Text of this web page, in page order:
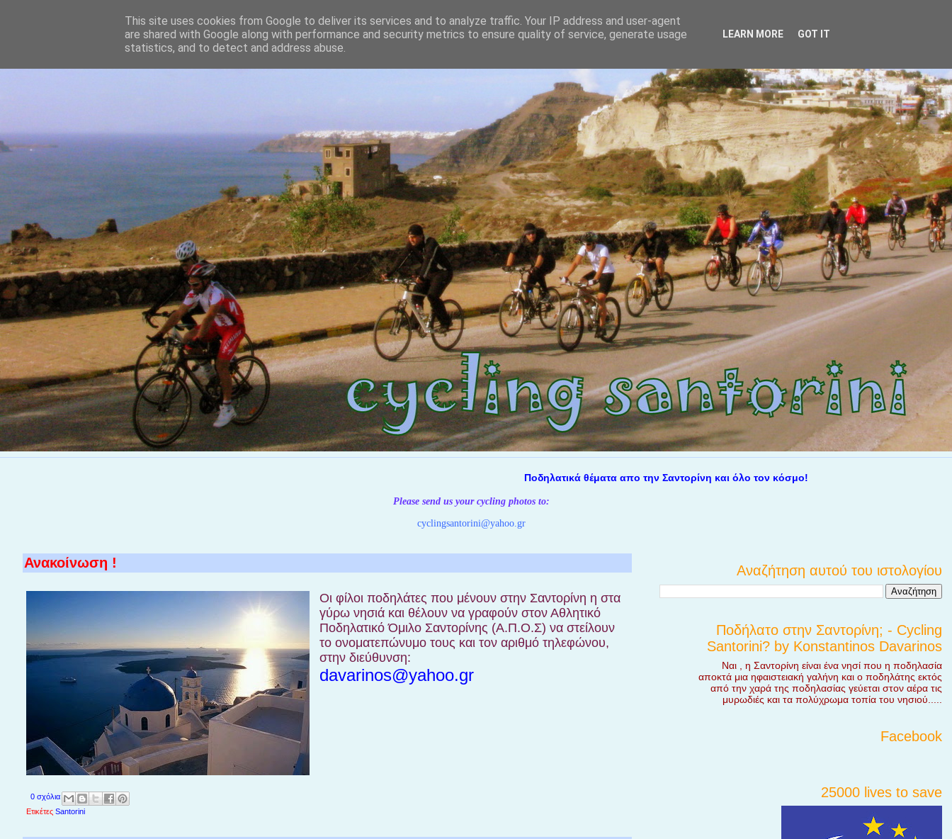
Ποδηλατικά θέματα απο την Σαντορίνη και όλο τον κόσμο!
Please send us your cycling photos to:
cyclingsantorini@yahoo.gr
Ανακοίνωση !
Οι φίλοι ποδηλάτες που μένουν στην Σαντορίνη η στα
γύρω νησιά και θέλουν να γραφούν στον Αθλητικό
Ποδηλατικό Όμιλο Σαντορίνης (Α.Π.Ο.Σ) να στείλουν
το ονοματεπώνυμο τους και τον αριθμό τηλεφώνου,
στην διεύθυνση:
davarinos@yahoo.gr
0 σχόλια
Ετικέτες Santorini
Αναζήτηση αυτού του ιστολογίου
Ποδήλατο στην Σαντορίνη; - Cycling
Santorini? by Konstantinos Davarinos
Ναι , η Σαντορίνη είναι ένα νησί που η ποδηλασία
αποκτά μια ηφαιστειακή γαλήνη και ο ποδηλάτης εκτός
από την χαρά της ποδηλασίας γεύεται στον αέρα τις
μυρωδιές και τα πολύχρωμα τοπία του νησιού.....
Facebook
25000 lives to save
This site uses cookies from Google to deliver its services and to analyze traffic. Your IP address and user-agent
are shared with Google along with performance and security metrics to ensure quality of service, generate usage
statistics, and to detect and address abuse.
LEARN MORE GOT IT